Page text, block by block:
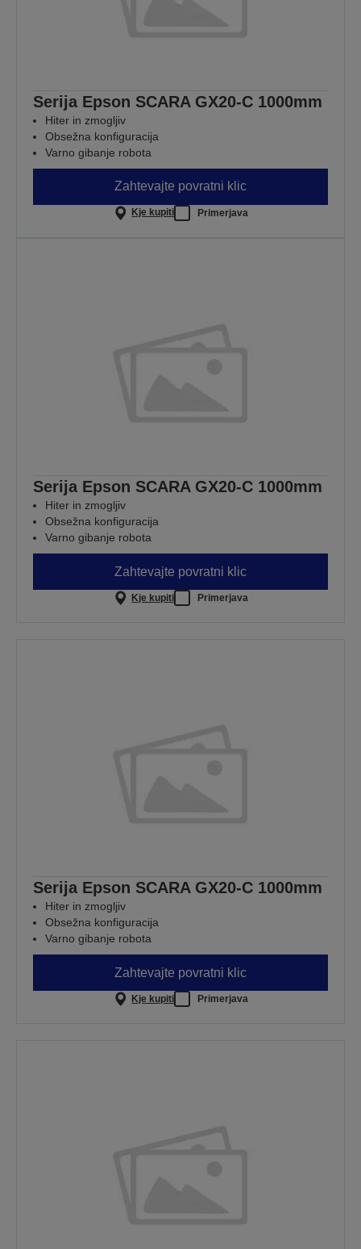
Serija Epson SCARA GX20-C 1000mm
Hiter in zmogljiv
Obsežna konfiguracija
Varno gibanje robota
Zahtevajte povratni klic
Kje kupiti Primerjava
Serija Epson SCARA GX20-C 1000mm
Hiter in zmogljiv
Obsežna konfiguracija
Varno gibanje robota
Zahtevajte povratni klic
Kje kupiti Primerjava
Serija Epson SCARA GX20-C 1000mm
Hiter in zmogljiv
Obsežna konfiguracija
Varno gibanje robota
Zahtevajte povratni klic
Kje kupiti Primerjava